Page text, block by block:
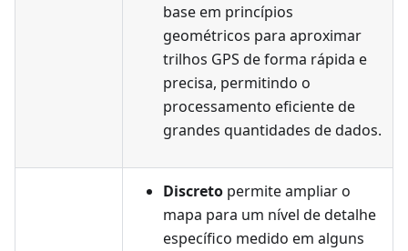
base em princípios
geométricos para aproximar
trilhos GPS de forma rápida e
precisa, permitindo o
processamento eficiente de
grandes quantidades de dados.
Discreto permite ampliar o
mapa para um nível de detalhe
específico medido em alguns